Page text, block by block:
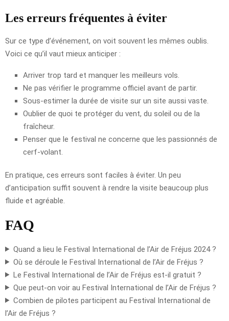
Les erreurs fréquentes à éviter
Sur ce type d’événement, on voit souvent les mêmes oublis.
Voici ce qu’il vaut mieux anticiper :
Arriver trop tard et manquer les meilleurs vols.
Ne pas vérifier le programme officiel avant de partir.
Sous-estimer la durée de visite sur un site aussi vaste.
Oublier de quoi te protéger du vent, du soleil ou de la
fraîcheur.
Penser que le festival ne concerne que les passionnés de
cerf-volant.
En pratique, ces erreurs sont faciles à éviter. Un peu
d’anticipation suffit souvent à rendre la visite beaucoup plus
fluide et agréable.
FAQ
Quand a lieu le Festival International de l’Air de Fréjus 2024 ?
Où se déroule le Festival International de l’Air de Fréjus ?
Le Festival International de l’Air de Fréjus est-il gratuit ?
Que peut-on voir au Festival International de l’Air de Fréjus ?
Combien de pilotes participent au Festival International de
l’Air de Fréjus ?